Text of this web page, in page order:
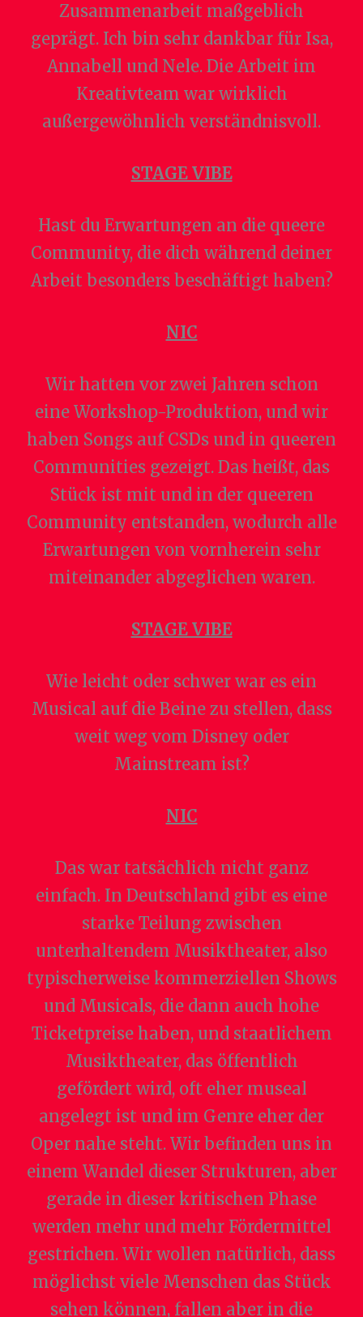
Zusammenarbeit maßgeblich
geprägt. Ich bin sehr dankbar für Isa,
Annabell und Nele. Die Arbeit im
Kreativteam war wirklich
außergewöhnlich verständnisvoll.
STAGE VIBE
Hast du Erwartungen an die queere
Community, die dich während deiner
Arbeit besonders beschäftigt haben?
NIC
Wir hatten vor zwei Jahren schon
eine Workshop-Produktion, und wir
haben Songs auf CSDs und in queeren
Communities gezeigt. Das heißt, das
Stück ist mit und in der queeren
Community entstanden, wodurch alle
Erwartungen von vornherein sehr
miteinander abgeglichen waren.
STAGE VIBE
Wie leicht oder schwer war es ein
Musical auf die Beine zu stellen, dass
weit weg vom Disney oder
Mainstream ist?
NIC
Das war tatsächlich nicht ganz
einfach. In Deutschland gibt es eine
starke Teilung zwischen
unterhaltendem Musiktheater, also
typischerweise kommerziellen Shows
und Musicals, die dann auch hohe
Ticketpreise haben, und staatlichem
Musiktheater, das öffentlich
gefördert wird, oft eher museal
angelegt ist und im Genre eher der
Oper nahe steht. Wir befinden uns in
einem Wandel dieser Strukturen, aber
gerade in dieser kritischen Phase
werden mehr und mehr Fördermittel
gestrichen. Wir wollen natürlich, dass
möglichst viele Menschen das Stück
sehen können, fallen aber in die